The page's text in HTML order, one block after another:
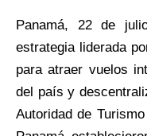
Panamá, 22 de
estrategia liderada
para atraer vuelos
del país y
Autoridad de